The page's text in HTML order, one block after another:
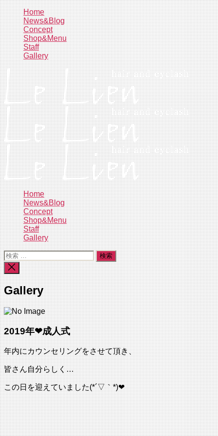
コ
ン
テ
ン
ツ
へ
ス
キ
ッ
プ
Home
News&Blog
Concept
Shop&Menu
Staff
Gallery
Home
News&Blog
Concept
Shop&Menu
Staff
Gallery
検
索
対
象:
検
索
を
閉
じ
る
Gallery
2019年❤成人式
年内にカウンセリングをさせて頂き、
皆さん自分らしく…
この日を迎えていました(*´▽｀*)❤